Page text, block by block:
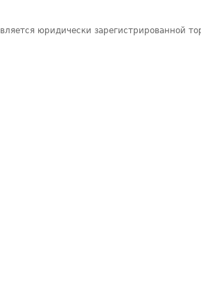
юридически зарегистрированной